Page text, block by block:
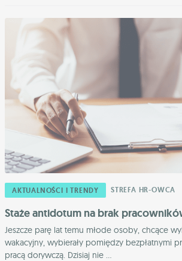
AKTUALNOŚCI I TRENDY STREFA HR-OWCA
Staże antidotum na brak
Jeszcze parę lat temu młode osoby, chcące
wakacyjny, wybierały pomiędzy bezpłatnymi
pracą dorywczą. Dzisiaj nie ...